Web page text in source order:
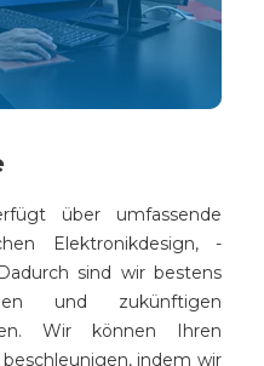
über umfassende
Elektronikdesign, -
sind wir bestens
und zukünftigen
Wir können Ihren
indem wir